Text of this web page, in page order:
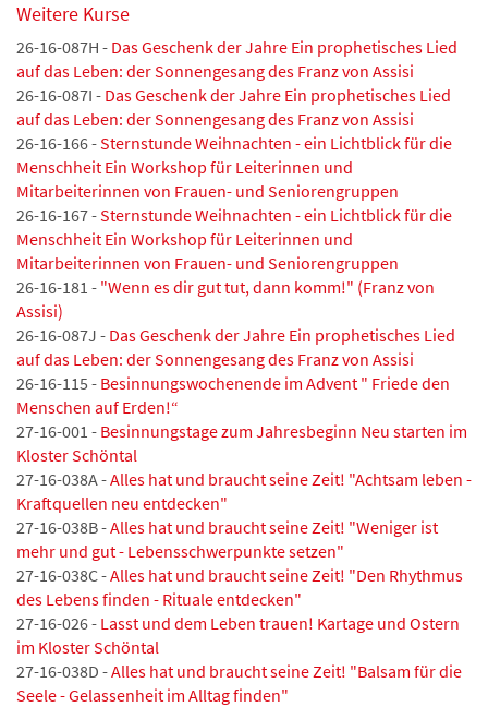
Weitere Kurse
26-16-087H - Das Geschenk der Jahre Ein prophetisches Lied
auf das Leben: der Sonnengesang des Franz von Assisi
26-16-087I - Das Geschenk der Jahre Ein prophetisches Lied
auf das Leben: der Sonnengesang des Franz von Assisi
26-16-166 -Sternstunde Weihnachten - ein Lichtblick für die
Menschheit Ein Workshop für Leiterinnen und
Mitarbeiterinnen von Frauen- und Seniorengruppen
26-16-167 -Sternstunde Weihnachten - ein Lichtblick für die
Menschheit Ein Workshop für Leiterinnen und
Mitarbeiterinnen von Frauen- und Seniorengruppen
26-16-181 - "Wenn es dir gut tut, dann komm!" (Franz von
Assisi)
26-16-087J - Das Geschenk der Jahre Ein prophetisches Lied
auf das Leben: der Sonnengesang des Franz von Assisi
26-16-115 - Besinnungswochenende im Advent " Friede den
Menschen auf Erden!“
27-16-001 - Besinnungstage zum Jahresbeginn Neu starten im
Kloster Schöntal
27-16-038A -Alles hat und braucht seine Zeit! "Achtsam leben -
Kraftquellen neu entdecken"
27-16-038B -Alles hat und braucht seine Zeit! "Weniger ist
mehr und gut - Lebensschwerpunkte setzen"
27-16-038C -Alles hat und braucht seine Zeit! "Den Rhythmus
des Lebens finden - Rituale entdecken"
27-16-026 - Lasst und dem Leben trauen! Kartage und Ostern
im Kloster Schöntal
27-16-038D -Alles hat und braucht seine Zeit! "Balsam für die
Seele - Gelassenheit im Alltag finden"